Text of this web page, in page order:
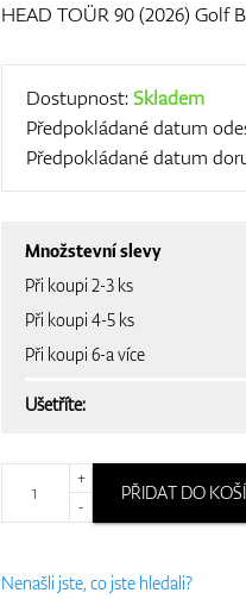
HEAD TOÜR 90 (2026) Golf
Dostupnost:Skladem
Předpokládané datum
Předpokládané datum
Množstevní slevy
Při koupi 2-3 ks
Při koupi 4-5 ks
Při koupi 6-a více
Ušetříte:
+
-
PŘIDAT DO
Nenašli jste, co jste hledali?